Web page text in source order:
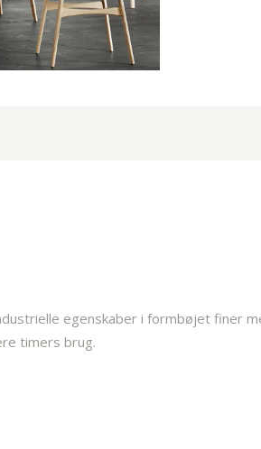
egenskaber i formbøjet finer
timers brug.